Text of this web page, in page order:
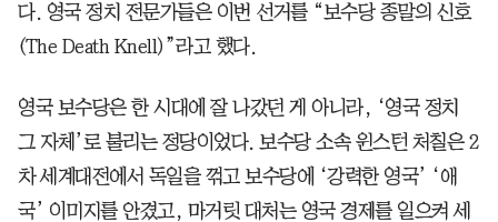
다. 영국 정치 전문가들은 이번 선거를 “보수당 종말의 신호
(The Death Knell)”라고 했다.
영국 보수당은 한 시대에 잘 나갔던 게 아니라, ‘영국 정치
그 자체’로 불리는 정당이었다. 보수당 소속 윈스턴 처칠은 2
차 세계대전에서 독일을 꺾고 보수당에 ‘강력한 영국’ ‘애
국’ 이미지를 안겼고, 마거릿 대처는 영국 경제를 일으켜 세